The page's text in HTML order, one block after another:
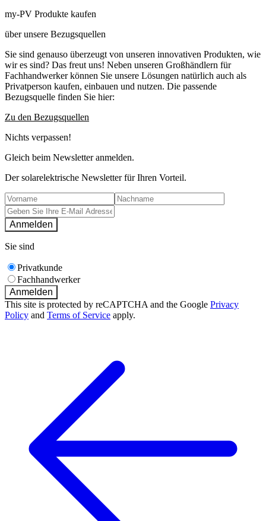
my-PV Produkte kaufen
über unsere Bezugsquellen
Sie sind genauso überzeugt von unseren innovativen Produkten, wie
wir es sind? Das freut uns! Neben unseren Großhändlern für
Fachhandwerker können Sie unsere Lösungen natürlich auch als
Privatperson kaufen, einbauen und nutzen. Die passende
Bezugsquelle finden Sie hier:
Zu den Bezugsquellen
Nichts verpassen!
Gleich beim Newsletter anmelden.
Der solarelektrische Newsletter für Ihren Vorteil.
Anmelden
Sie sind
Privatkunde
Fachhandwerker
Anmelden
This site is protected by reCAPTCHA and the Google Privacy
Policy and Terms of Service apply.